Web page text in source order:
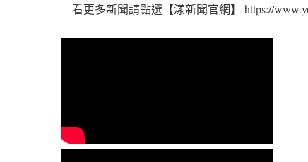
看更多新聞請點選【漾新聞官網】 https://